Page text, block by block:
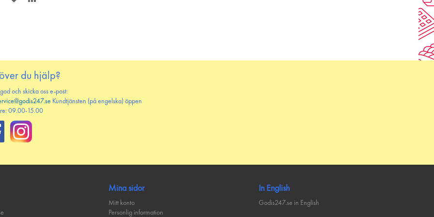
du hjälp?
och skicka oss e-post:
Kundtjänsten (på engelska) öppen
09.00-15.00
Mina sidor
Mitt konto
Personlig information
In English
Godis247.se in English